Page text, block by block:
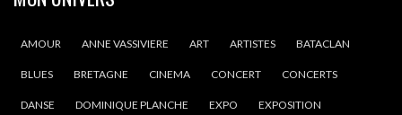
AMOUR ANNE VASSIVIERE ART ARTISTES BATACLAN
BLUES BRETAGNE CINEMA CONCERT CONCERTS
DANSE DOMINIQUE PLANCHE EXPO EXPOSITION